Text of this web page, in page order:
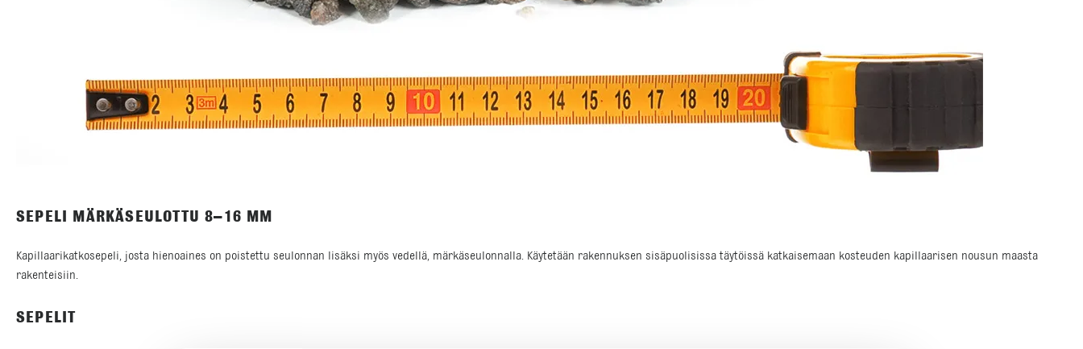
SEPELI MÄRKÄSEULOTTU 8–16 MM
Kapillaarikatkosepeli, josta hienoaines on poistettu seulonnan lisäksi myös vedellä, märkäseulonnalla. Käytetään rakennuksen sisäpuolisissa täytöissä katkaisemaan kosteuden kapillaarisen nousun maasta
rakenteisiin.
SEPELIT